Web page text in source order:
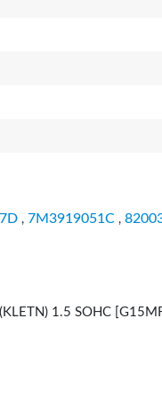
, 7M3919051C ,
1.5 SOHC